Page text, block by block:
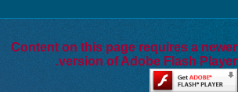
Content on this page requires a newer
version of Adobe Flash Player.